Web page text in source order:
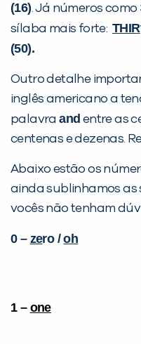
(16). Já números como
sílaba mais forte: THIR
(50).
Outro detalhe
inglês americano a
palavraand entre as
centenas e dezenas.
Abaixo estão os
ainda sublinhamos
vocês não tenham
0 – zero / oh
1 – one
PEÇA UMA
Não
inFlux nesta